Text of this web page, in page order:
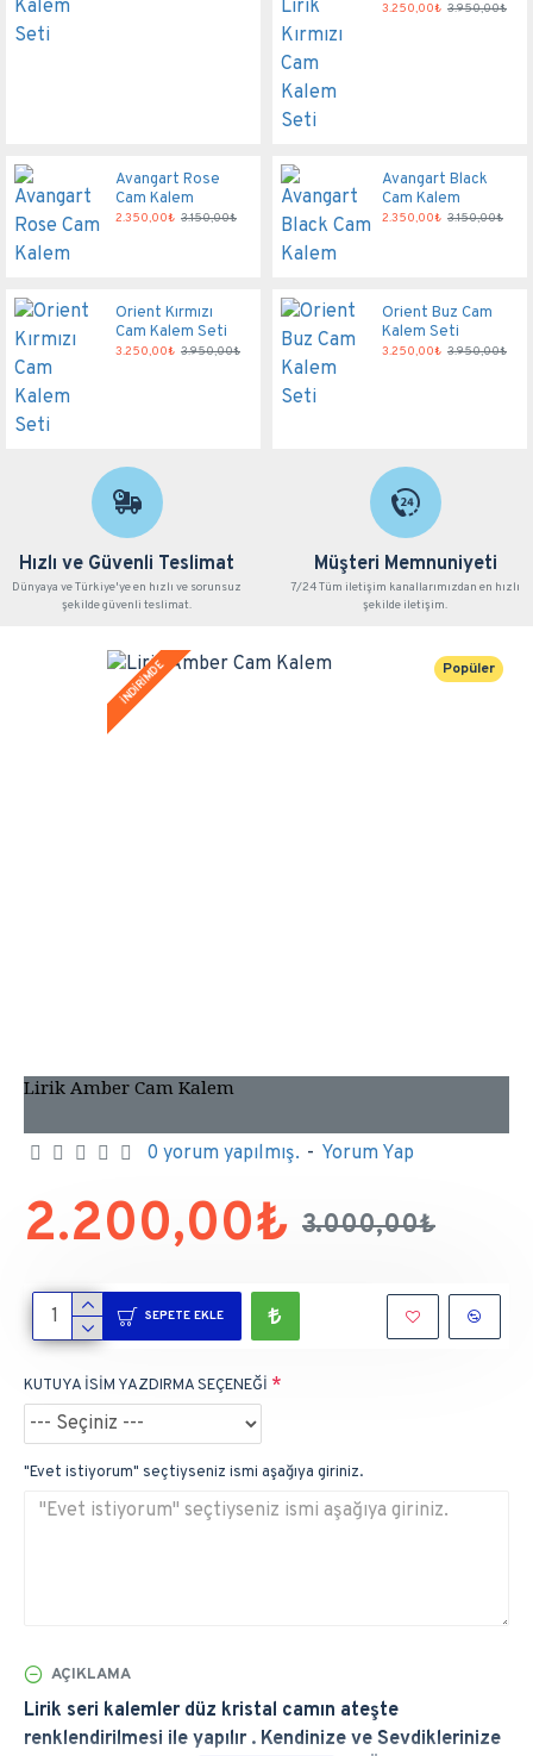
3.250,00₺ 3.950,00₺
Avangart Rose
Cam Kalem
2.350,00₺ 3.150,00₺
Avangart Black
Cam Kalem
2.350,00₺ 3.150,00₺
Orient Kırmızı
Cam Kalem Seti
3.250,00₺ 3.950,00₺
Orient Buz Cam
Kalem Seti
3.250,00₺ 3.950,00₺
Hızlı ve Güvenli Teslimat
Dünyaya ve Türkiye'ye en hızlı ve sorunsuz
şekilde güvenli teslimat.
Müşteri Memnuniyeti
7/24 Tüm iletişim kanallarımızdan en hızlı
şekilde iletişim.
Popüler
İNDİRİMDE
Lirik Amber Cam Kalem
0 yorum yapılmış. - Yorum Yap
2.200,00₺ 3.000,00₺
KUTUYA İSİM YAZDIRMA SEÇENEĞİ
"Evet istiyorum" seçtiyseniz ismi aşağıya giriniz.
SEPETE EKLE
AÇIKLAMA
Lirik seri kalemler düz kristal camın ateşte
renklendirilmesi ile yapılır . Kendinize ve Sevdiklerinize